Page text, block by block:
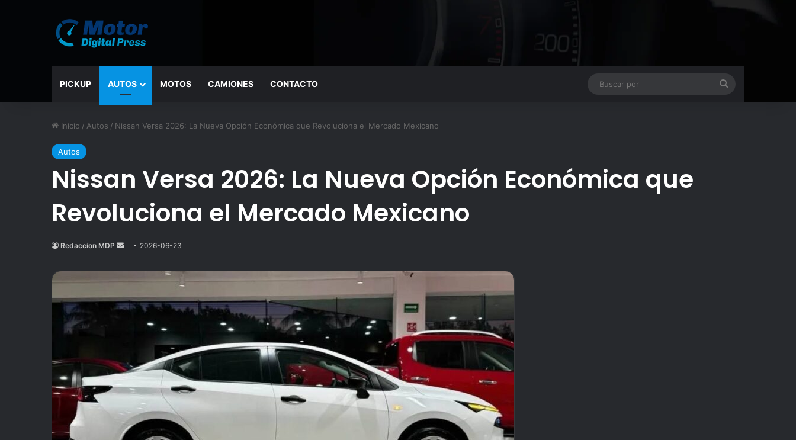
PICKUP AUTOS MOTOS CAMIONES CONTACTO
Inicio / Autos / Nissan Versa 2026: La Nueva Opción Económica que Revoluciona el Mercado Mexicano
Autos
Nissan Versa 2026: La Nueva Opción Económica que
Revoluciona el Mercado Mexicano
Redaccion MDP
Send
email
2026-06-23